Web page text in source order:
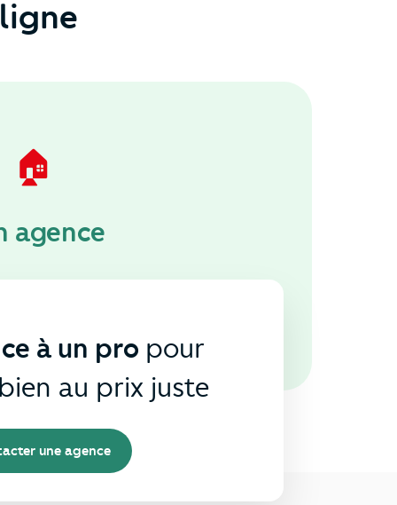
🏠
agence
à un pro pour
au prix juste
une agence